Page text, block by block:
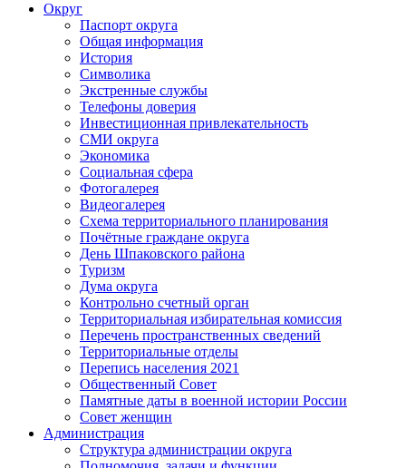
Округ
Паспорт округа
Общая информация
История
Символика
Экстренные службы
Телефоны доверия
Инвестиционная привлекательность
СМИ округа
Экономика
Социальная сфера
Фотогалерея
Видеогалерея
Схема территориального планирования
Почётные граждане округа
День Шпаковского района
Туризм
Дума округа
Контрольно счетный орган
Территориальная избирательная комиссия
Перечень пространственных сведений
Территориальные отделы
Перепись населения 2021
Общественный Совет
Памятные даты в военной истории России
Совет женщин
Администрация
Структура администрации округа